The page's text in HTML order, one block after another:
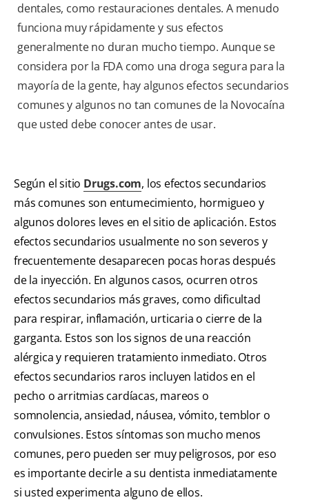
dentales, como restauraciones dentales. A menudo
funciona muy rápidamente y sus efectos
generalmente no duran mucho tiempo. Aunque se
considera por la FDA como una droga segura para la
mayoría de la gente, hay algunos efectos secundarios
comunes y algunos no tan comunes de la Novocaína
que usted debe conocer antes de usar.
Según el sitio Drugs.com, los efectos secundarios
más comunes son entumecimiento, hormigueo y
algunos dolores leves en el sitio de aplicación. Estos
efectos secundarios usualmente no son severos y
frecuentemente desaparecen pocas horas después
de la inyección. En algunos casos, ocurren otros
efectos secundarios más graves, como dificultad
para respirar, inflamación, urticaria o cierre de la
garganta. Estos son los signos de una reacción
alérgica y requieren tratamiento inmediato. Otros
efectos secundarios raros incluyen latidos en el
pecho o arritmias cardíacas, mareos o
somnolencia, ansiedad, náusea, vómito, temblor o
convulsiones. Estos síntomas son mucho menos
comunes, pero pueden ser muy peligrosos, por eso
es importante decirle a su dentista inmediatamente
si usted experimenta alguno de ellos.